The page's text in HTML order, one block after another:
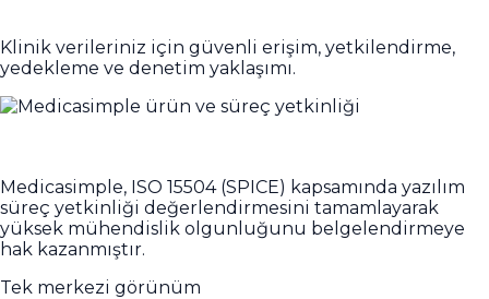
Klinik verileriniz için güvenli erişim, yetkilendirme,
yedekleme ve denetim yaklaşımı.
Medicasimple, ISO 15504 (SPICE) kapsamında yazılım
süreç yetkinliği değerlendirmesini tamamlayarak
yüksek mühendislik olgunluğunu belgelendirmeye
hak kazanmıştır.
Tek merkezi görünüm